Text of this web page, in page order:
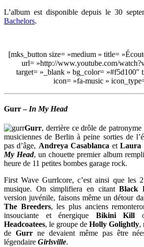
L’album est disponible depuis le 30
Bachelors.
[mks_button size= »medium » title=
url= »http://www.youtube.com/
target= »_blank » bg_color=
icon= »fa-music »
Gurr– In My Head
Gurr, derrière ce drôle de patronyme
musiciennes de Berlin à peine sorties de
pas d’âge, Andreya Casablanca etLaura
My Head, un chouette premier album
heure de 11 petites bombes garage rock.
First Wave Gurrlcore, c’est ainsi que les
musique. On simplifiera en citantBlack
version juvénile, faisons même un détour
The Breeders, les plus anciens
insouciante et énergique Bikini Kill
Headcoatees, le groupe de Holly Golightly,
de Gurrne devaient même pas être
légendaire Girlsville.